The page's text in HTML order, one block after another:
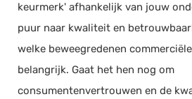
keurmerk' afhankelijk van jouw
puur naar kwaliteit en
welke beweegredenen
belangrijk. Gaat het hen nog om
consumentenvertrouwen en de